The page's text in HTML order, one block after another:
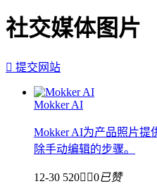
社交媒体图片
 提交网站
Mokker AI
Mokker AI为产品照片提
除手动编辑的步骤。
12-30 520 0已赞